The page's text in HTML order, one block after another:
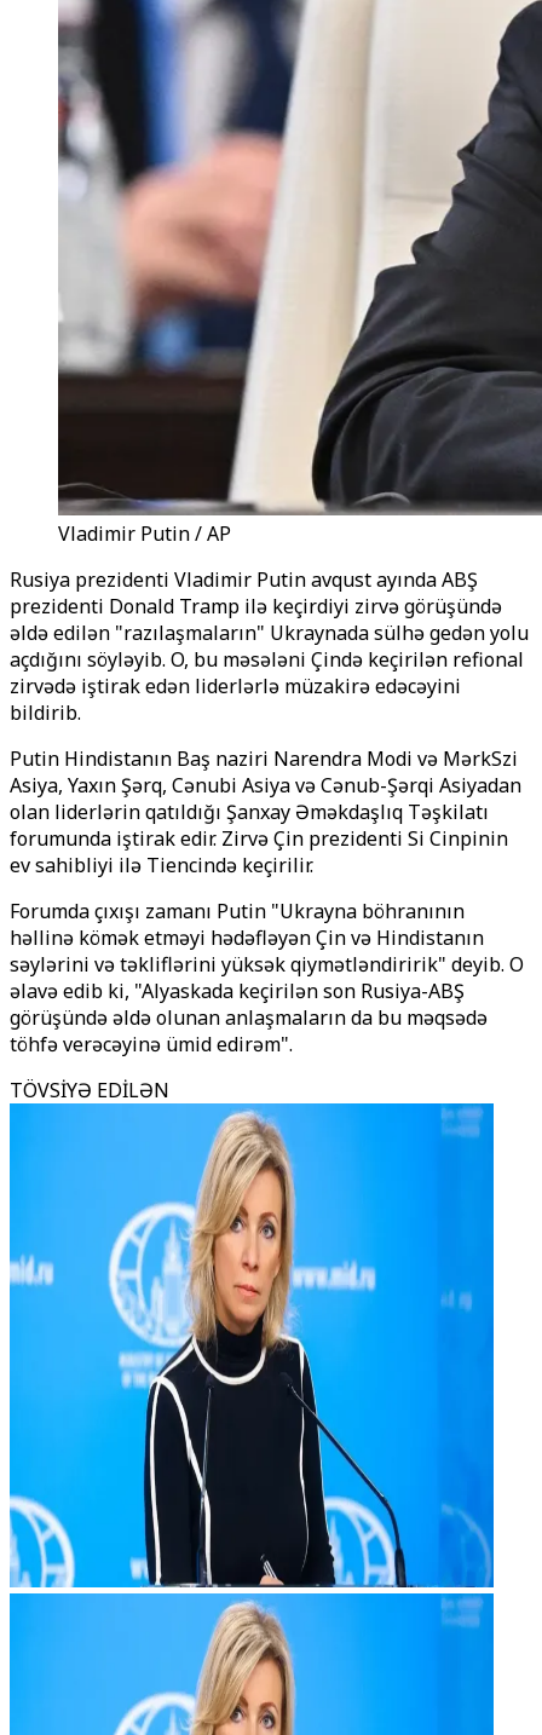
Vladimir Putin / AP
Rusiya prezidenti Vladimir Putin avqust ayında ABŞ
prezidenti Donald Tramp ilə keçirdiyi zirvə görüşündə
əldə edilən "razılaşmaların" Ukraynada sülhə gedən yolu
açdığını söyləyib. O, bu məsələni Çində keçirilən refional
zirvədə iştirak edən liderlərlə müzakirə edəcəyini
bildirib.
Putin Hindistanın Baş naziri Narendra Modi və MərkSzi
Asiya, Yaxın Şərq, Cənubi Asiya və Cənub-Şərqi Asiyadan
olan liderlərin qatıldığı Şanxay Əməkdaşlıq Təşkilatı
forumunda iştirak edir. Zirvə Çin prezidenti Si Cinpinin
ev sahibliyi ilə Tiencində keçirilir.
Forumda çıxışı zamanı Putin "Ukrayna böhranının
həllinə kömək etməyi hədəfləyən Çin və Hindistanın
səylərini və təkliflərini yüksək qiymətləndiririk" deyib. O
əlavə edib ki, "Alyaskada keçirilən son Rusiya-ABŞ
görüşündə əldə olunan anlaşmaların da bu məqsədə
töhfə verəcəyinə ümid edirəm".
TÖVSİYƏ EDİLƏN